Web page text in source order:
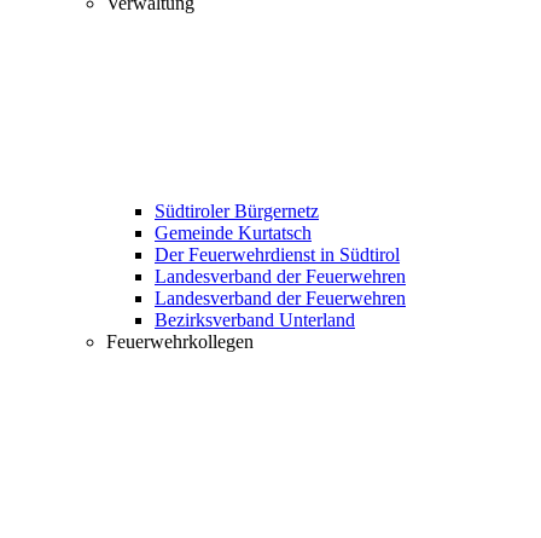
Südtiroler Bürgernetz
Gemeinde Kurtatsch
Der Feuerwehrdienst in Südtirol
Landesverband der Feuerwehren
Landesverband der Feuerwehren
Bezirksverband Unterland
Feuerwehrkollegen